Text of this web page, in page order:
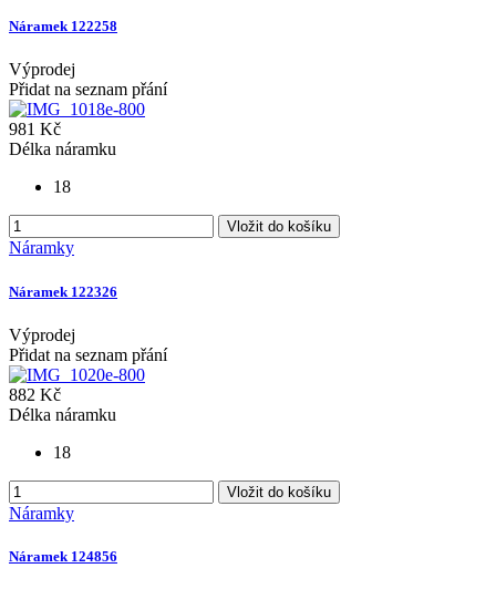
Náramek 122258
Výprodej
Přidat na seznam přání
981 Kč
Délka náramku
18
Vložit do košíku
Náramky
Náramek 122326
Výprodej
Přidat na seznam přání
882 Kč
Délka náramku
18
Vložit do košíku
Náramky
Náramek 124856